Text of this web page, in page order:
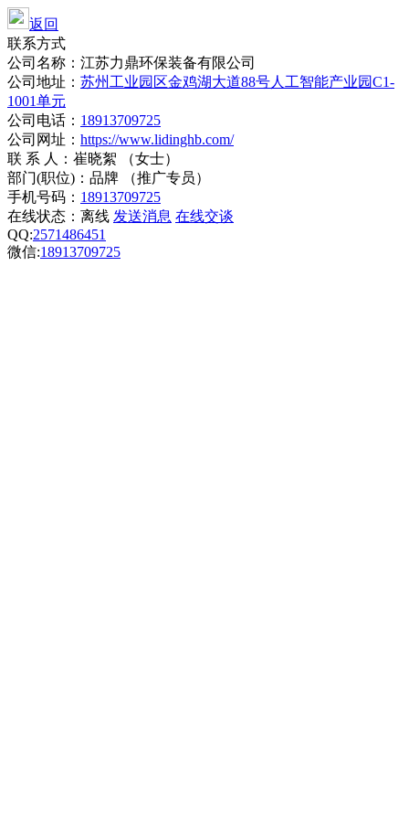
返回
联系方式
公司名称：江苏力鼎环保装备有限公司
公司地址： 苏州工业园区金鸡湖大道88号人工智能产业园C1-
1001单元
公司电话： 18913709725
公司网址： https://www.lidinghb.com/
联 系 人：崔晓絮 （女士）
部门(职位)：品牌 （推广专员）
手机号码： 18913709725
在线状态： 离线 发送消息 在线交谈
QQ:2571486451
微信:18913709725